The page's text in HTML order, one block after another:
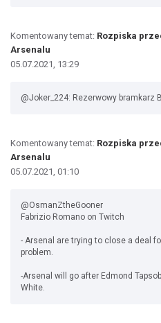
Komentowany temat: Rozpiska
Arsenalu
05.07.2021, 13:29
@Joker_224: Rezerwowy bramkarz
Komentowany temat: Rozpiska
Arsenalu
05.07.2021, 01:10
@OsmanZtheGooner
Fabrizio Romano on Twitch
- Arsenal are trying to close a deal
problem.
-Arsenal will go after Edmond
White.